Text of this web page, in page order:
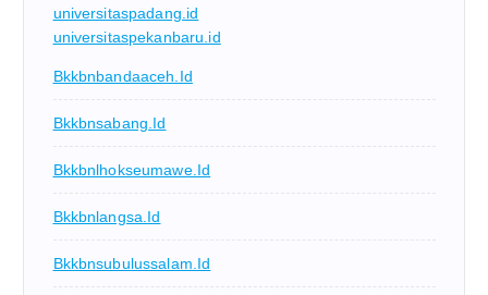
universitaspadang.id
universitaspekanbaru.id
Bkkbnbandaaceh.id
Bkkbnsabang.id
Bkkbnlhokseumawe.id
Bkkbnlangsa.id
Bkkbnsubulussalam.id